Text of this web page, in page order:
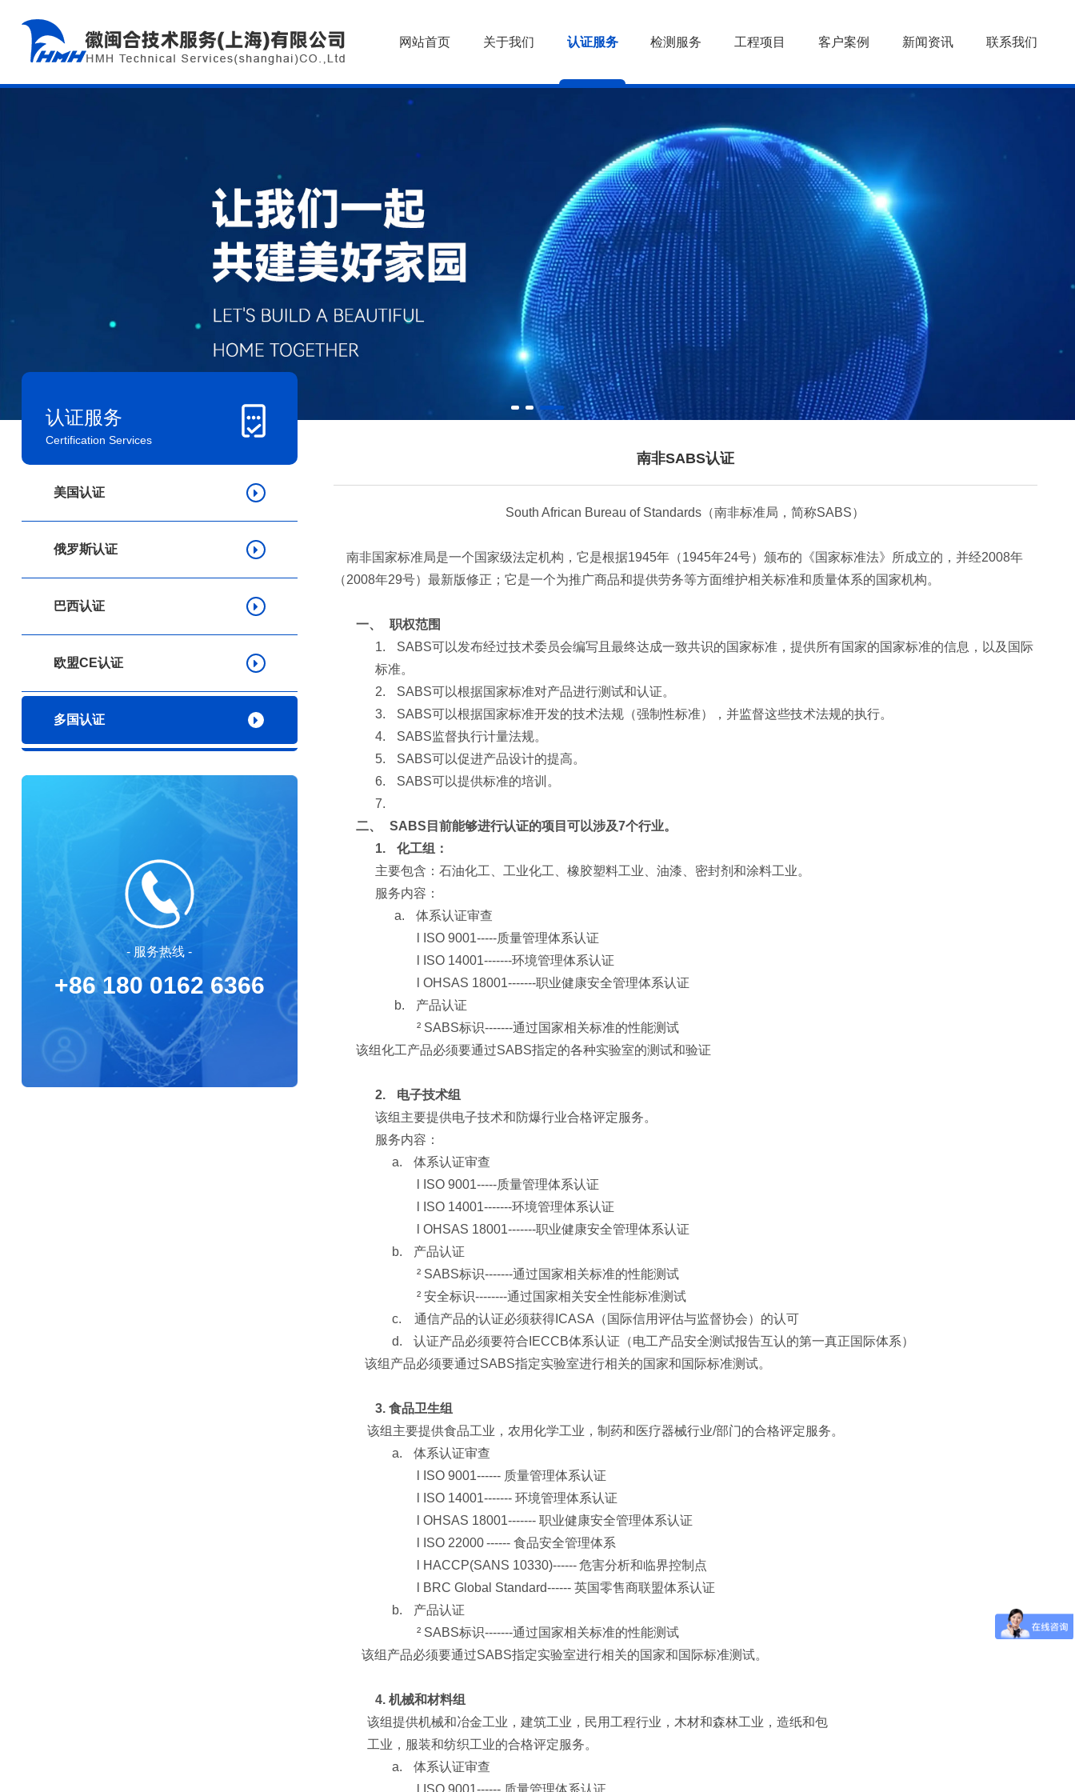
网站首页 关于我们 认证服务 检测服务 工程项目 客户案例 新闻资讯 联系我们
认证服务
Certification Services
美国认证
俄罗斯认证
巴西认证
欧盟CE认证
多国认证
- 服务热线 -
+86 180 0162 6366
南非SABS认证
South African Bureau of Standards（南非标准局，简称SABS）
南非国家标准局是一个国家级法定机构，它是根据1945年（1945年24号）颁布的《国家标准法》所成立的，并经2008年
（2008年29号）最新版修正；它是一个为推广商品和提供劳务等方面维护相关标准和质量体系的国家机构。
一、
职权范围
1.
SABS可以发布经过技术委员会编写且最终达成一致共识的国家标准，提供所有国家的国家标准的信息，以及国际
标准。
2.
SABS可以根据国家标准对产品进行测试和认证。
3.
SABS可以根据国家标准开发的技术法规（强制性标准），并监督这些技术法规的执行。
4.
SABS监督执行计量法规。
5.
SABS可以促进产品设计的提高。
6.
SABS可以提供标准的培训。
7.
二、
SABS 目前能够进行认证的项目可以涉及7个行业。
1.
化工组：
主要包含：石油化工、工业化工、橡胶塑料工业、油漆、密封剂和涂料工业。
服务内容：
a.
体系认证审查
ISO 9001-----质量管理体系认证
ISO 14001-------环境管理体系认证
OHSAS 18001-------职业健康安全管理体系认证
b.
产品认证
² SABS标识-------通过国家相关标准的性能测试
该组化工产品必须要通过SABS指定的各种实验室的测试和验证
2.
电子技术组
该组主要提供电子技术和防爆行业合格评定服务。
服务内容：
a.
体系认证审查
ISO 9001-----质量管理体系认证
ISO 14001-------环境管理体系认证
OHSAS 18001-------职业健康安全管理体系认证
b.
产品认证
² SABS标识-------通过国家相关标准的性能测试
² 安全标识--------通过国家相关安全性能标准测试
c.
通信产品的认证必须获得ICASA（国际信用评估与监督协会） 的认可
d.
认证产品必须要符合IECCB体系认证（电工产品安全测试报告互认的第一真正国际体系）
该组产品必须要通过SABS指定实验室进行相关的国家和国际标准测试。
3. 食品卫生组
该组主要提供食品工业，农用化学工业，制药和医疗器械行业/部门的合格评定服务。
a.
体系认证审查
ISO 9001------ 质量管理体系认证
ISO 14001------- 环境管理体系认证
OHSAS 18001------- 职业健康安全管理体系认证
ISO 22000------ 食品安全管理体系
HACCP(SANS 10330)------危害分析和临界控制点
BRC Global Standard------ 英国零售商联盟体系认证
b.
产品认证
² SABS标识-------通过国家相关标准的性能测试
该组产品必须要通过SABS指定实验室进行相关的国家和国际标准测试。
4. 机械和材料组
该组提供机械和冶金工业，建筑工业，民用工程行业，木材和森林工业，造纸和包
工业，服装和纺织工业的合格评定服务。
a.
体系认证审查
ISO 9001------ 质量管理体系认证